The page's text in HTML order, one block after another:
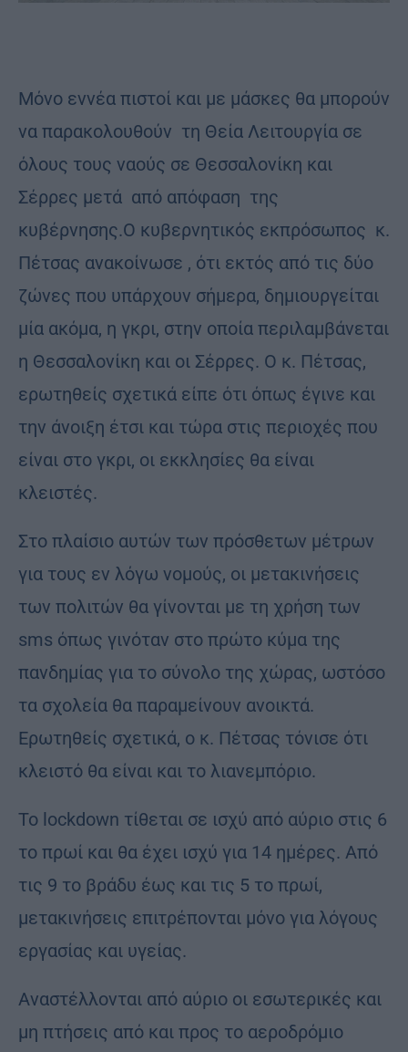
Mόνο εννέα πιστοί και με μάσκες θα μπορούν
να παρακολουθούν τη Θεία Λειτουργία σε
όλους τους ναούς σε Θεσσαλονίκη και
Σέρρες μετά από απόφαση της
κυβέρνησης.Ο κυβερνητικός εκπρόσωπος κ.
Πέτσας ανακοίνωσε , ότι εκτός από τις δύο
ζώνες που υπάρχουν σήμερα, δημιουργείται
μία ακόμα, η γκρι, στην οποία περιλαμβάνεται
η Θεσσαλονίκη και οι Σέρρες. Ο κ. Πέτσας,
ερωτηθείς σχετικά είπε ότι όπως έγινε και
την άνοιξη έτσι και τώρα στις περιοχές που
είναι στο γκρι, οι εκκλησίες θα είναι
κλειστές.
Στο πλαίσιο αυτών των πρόσθετων μέτρων
για τους εν λόγω νομούς, οι μετακινήσεις
των πολιτών θα γίνονται με τη χρήση των
sms όπως γινόταν στο πρώτο κύμα της
πανδημίας για το σύνολο της χώρας, ωστόσο
τα σχολεία θα παραμείνουν ανοικτά.
Ερωτηθείς σχετικά, ο κ. Πέτσας τόνισε ότι
κλειστό θα είναι και το λιανεμπόριο.
To lockdown τίθεται σε ισχύ από αύριο στις 6
το πρωί και θα έχει ισχύ για 14 ημέρες. Από
τις 9 το βράδυ έως και τις 5 το πρωί,
μετακινήσεις επιτρέπονται μόνο για λόγους
εργασίας και υγείας.
Αναστέλλονται από αύριο οι εσωτερικές και
μη πτήσεις από και προς το αεροδρόμιο